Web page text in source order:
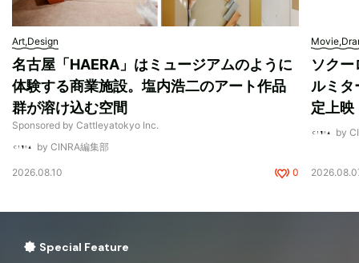
Art,Design
名古屋「HAERA」はミュージアムのように
体験する商業施設。塩内浩二のアート作品
群が溶け込む空間
Sponsored by Cattleyatokyo Inc.
by CINRA編集部
2026.08.10 0
ソク
ルミタ
定上映
by
Special Feature